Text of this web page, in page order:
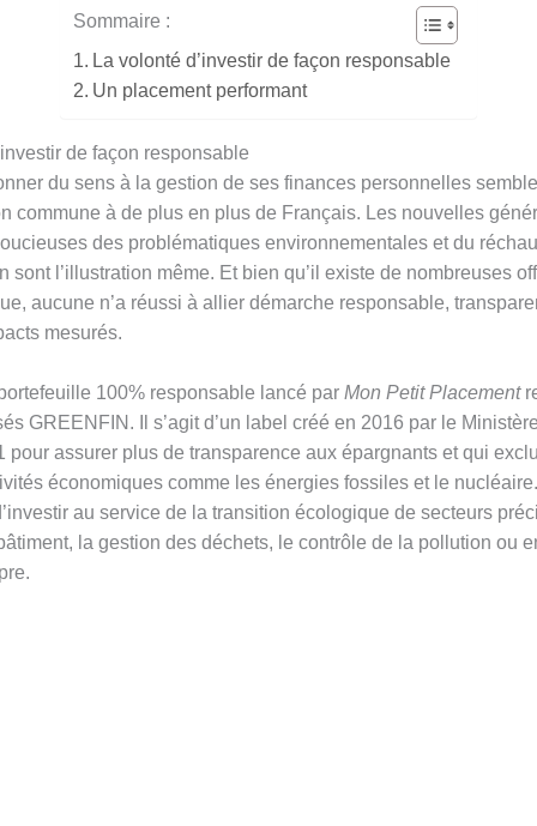
Sommaire :
La volonté d’investir de façon responsable
Un placement performant
de façon responsable
du sens à la gestion de ses finances personnelles
commune à de plus en plus de Français. Les nouvelles
des problématiques environnementales et du
sont l’illustration même. Et bien qu’il existe de nombreuses
aucune n’a réussi à allier démarche responsable,
mesurés.
100% responsable lancé par Mon Petit Placement
GREENFIN. Il s’agit d’un label créé en 2016 par le
pour assurer plus de transparence aux épargnants et qui
économiques comme les énergies fossiles et le
au service de la transition écologique de secteurs
la gestion des déchets, le contrôle de la pollution ou